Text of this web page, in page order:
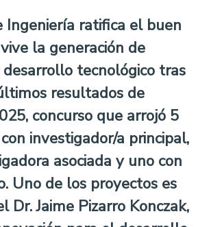
Ingeniería ratifica el buen
la generación de
tecnológico tras
resultados de
concurso que arrojó 5
investigador/a principal,
asociada y uno con
Uno de los proyectos es
Dr. Jaime Pizarro Konczak,